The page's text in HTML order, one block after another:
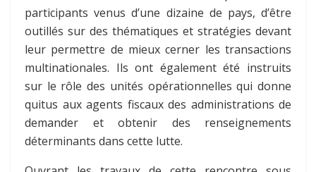
participants venus d’une dizaine de pays, d’être
outillés sur des thématiques et stratégies devant
leur permettre de mieux cerner les transactions
multinationales. Ils ont également été instruits
sur le rôle des unités opérationnelles qui donne
quitus aux agents fiscaux des administrations de
demander et obtenir des renseignements
déterminants dans cette lutte.